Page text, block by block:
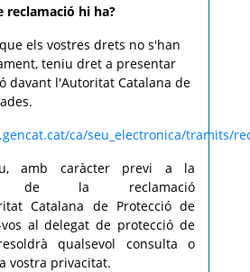
reclamació hi ha?
els vostres drets no s'han
teniu dret a presentar
davant l'Autoritat Catalana de
ca/seu_electronica/tramits/
amb caràcter previ a la
de la reclamació
Catalana de Protecció de
al delegat de protecció de
qualsevol consulta o
vostra privacitat.